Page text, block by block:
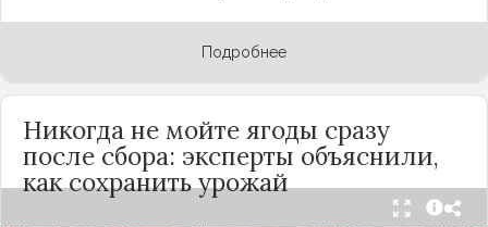
Подробнее
Никогда не мойте ягоды сразу
после сбора: эксперты объяснили,
как сохранить урожай